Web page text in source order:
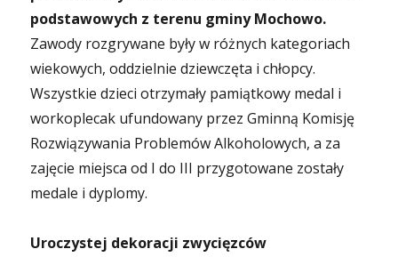
podstawowych z terenu gminy Mochowo.
Zawody rozgrywane były w różnych kategoriach
wiekowych, oddzielnie dziewczęta i chłopcy.
Wszystkie dzieci otrzymały pamiątkowy medal i
workoplecak ufundowany przez Gminną Komisję
Rozwiązywania Problemów Alkoholowych, a za
zajęcie miejsca od I do III przygotowane zostały
medale i dyplomy.
Uroczystej dekoracji zwycięzców